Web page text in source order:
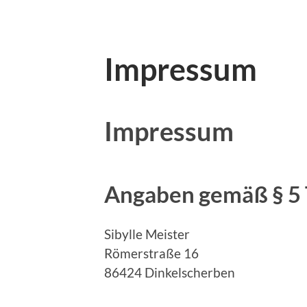
Impressum
Impressum
Angaben gemäß §
Sibylle Meister
Römerstraße 16
86424 Dinkelscherben